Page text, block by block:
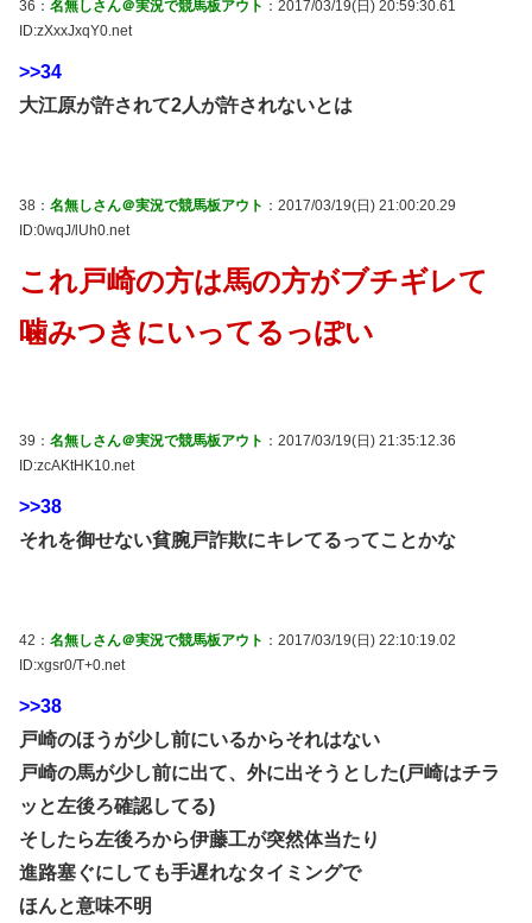
36： 名無しさん＠実況で競馬板アウト ：2017/03/19(日) 20:59:30.61
ID:zXxxJxqY0.net
>>34
大江原が許されて2人が許されないとは
38： 名無しさん＠実況で競馬板アウト ：2017/03/19(日) 21:00:20.29
ID:0wqJ/lUh0.net
これ戸崎の方は馬の方がブチギレて
噛みつきにいってるっぽい
39： 名無しさん＠実況で競馬板アウト ：2017/03/19(日) 21:35:12.36
ID:zcAKtHK10.net
>>38
それを御せない貧腕戸詐欺にキレてるってことかな
42： 名無しさん＠実況で競馬板アウト ：2017/03/19(日) 22:10:19.02
ID:xgsr0/T+0.net
>>38
戸崎のほうが少し前にいるからそれはない
戸崎の馬が少し前に出て、外に出そうとした(戸崎はチラ
ッと左後ろ確認してる)
そしたら左後ろから伊藤工が突然体当たり
進路塞ぐにしても手遅れなタイミングで
ほんと意味不明